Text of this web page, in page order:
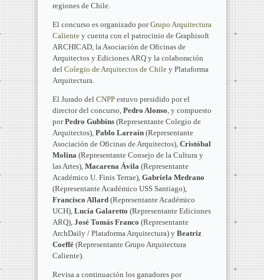
regiones de Chile.
El concurso es organizado porGrupo Arquitectura
Caliente y cuenta con el patrocinio de Graphisoft
ARCHICAD, la Asociación de Oficinas de
Arquitectos y Ediciones ARQ y la colaboración
del Colegio de Arquitectos de Chile y Plataforma
Arquitectura.
El Jurado del CNPP estuvo presidido por el
director del concurso, Pedro Alonso , y compuesto
porPedro Gubbins (Representante Colegio de
Arquitectos), Pablo Larraín (Representante
Asociación de Oficinas de Arquitectos), Cristóbal
Molina (Representante Consejo de la Cultura y
las Artes), Macarena Ávila (Representante
Académico U. Finis Terrae), Gabriela Medrano
(Representante Académico USS Santiago),
Francisco Allard (Representante Académico
UCH), Lucía Galaretto (Representante Ediciones
ARQ), José Tomás Franco (Representante
ArchDaily / Plataforma Arquitectura) y Beatriz
Coeffé (Representante Grupo Arquitectura
Caliente).
Revisa a continuación los ganadores por